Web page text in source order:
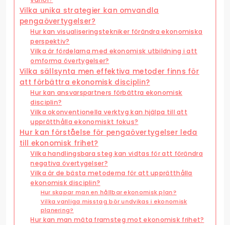
Vilka unika strategier kan omvandla
pengaövertygelser?
Hur kan visualiseringstekniker förändra ekonomiska
perspektiv?
Vilka är fördelarna med ekonomisk utbildning i att
omforma övertygelser?
Vilka sällsynta men effektiva metoder finns för
att förbättra ekonomisk disciplin?
Hur kan ansvarspartners förbättra ekonomisk
disciplin?
Vilka okonventionella verktyg kan hjälpa till att
upprätthålla ekonomiskt fokus?
Hur kan förståelse för pengaövertygelser leda
till ekonomisk frihet?
Vilka handlingsbara steg kan vidtas för att förändra
negativa övertygelser?
Vilka är de bästa metoderna för att upprätthålla
ekonomisk disciplin?
Hur skapar man en hållbar ekonomisk plan?
Vilka vanliga misstag bör undvikas i ekonomisk
planering?
Hur kan man mäta framsteg mot ekonomisk frihet?